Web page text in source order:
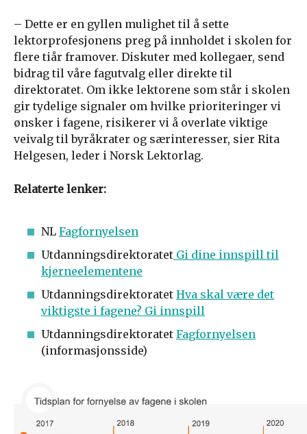
– Dette er en gyllen mulighet til å sette
lektorprofesjonens preg på innholdet i skolen for
flere tiår framover. Diskuter med kollegaer, send
bidrag til våre fagutvalg eller direkte til
direktoratet. Om ikke lektorene som står i skolen
gir tydelige signaler om hvilke prioriteringer vi
ønsker i fagene, risikerer vi å overlate viktige
veivalg til byråkrater og særinteresser, sier Rita
Helgesen, leder i Norsk Lektorlag.
Relaterte lenker:
NL Fagfornyelsen
Utdanningsdirektoratet Gi dine innspill til
kjerneelementene
Utdanningsdirektoratet Hva skal være det
viktigste i fagene? Gi innspill
Utdanningsdirektoratet Fagfornyelsen
(informasjonsside)